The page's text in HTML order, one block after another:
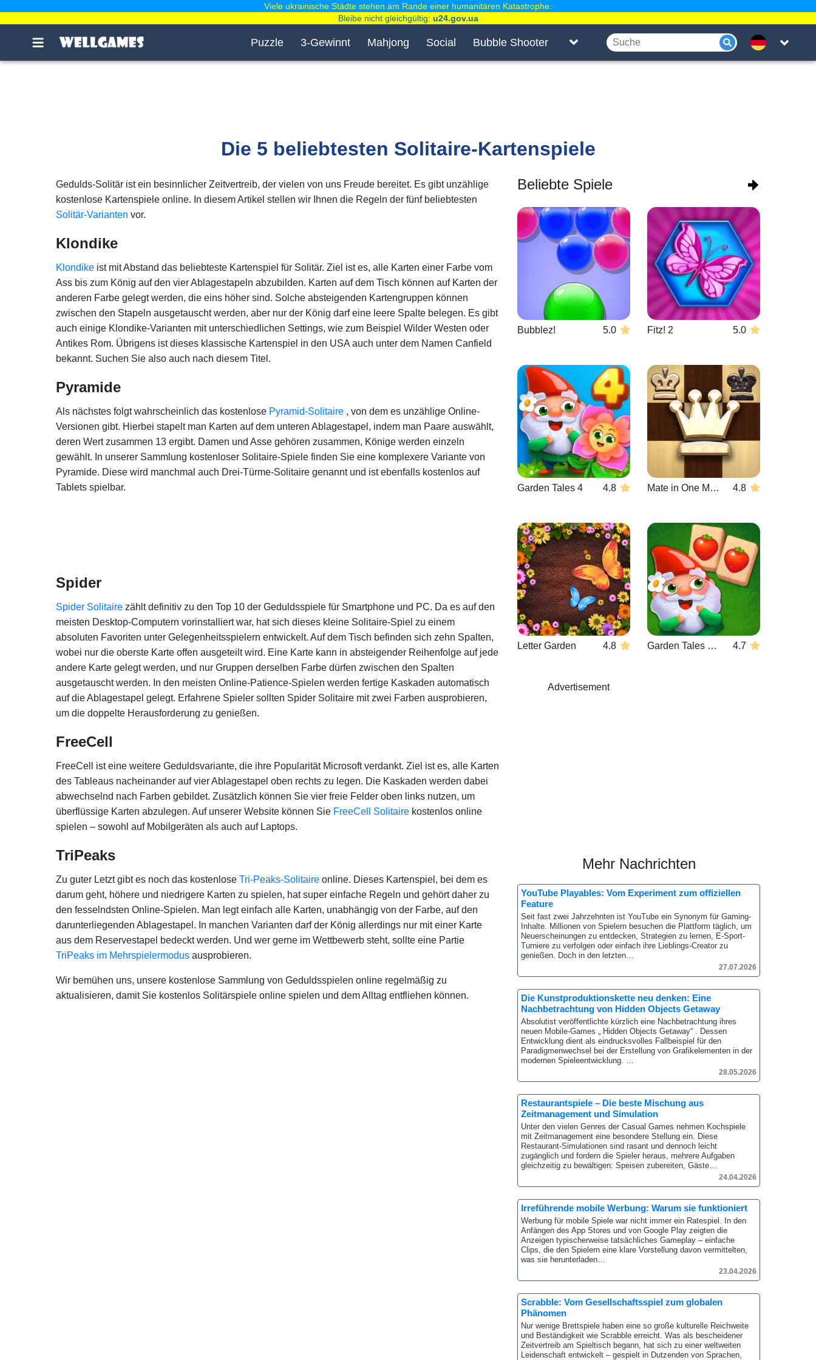
Puzzle 3-Gewinnt Mahjong Social Bubble Shooter
Die 5 beliebtesten Solitaire-Kartenspiele
Gedulds-Solitär ist ein besinnlicher Zeitvertreib, der vielen von uns Freude bereitet. Es gibt unzählige
kostenlose Kartenspiele online. In diesem Artikel stellen wir Ihnen die Regeln der fünf beliebtesten
Solitär-Varianten vor.
Klondike
Klondike ist mit Abstand das beliebteste Kartenspiel für Solitär. Ziel ist es, alle Karten einer Farbe vom
Ass bis zum König auf den vier Ablagestapeln abzubilden. Karten auf dem Tisch können auf Karten der
anderen Farbe gelegt werden, die eins höher sind. Solche absteigenden Kartengruppen können
zwischen den Stapeln ausgetauscht werden, aber nur der König darf eine leere Spalte belegen. Es gibt
auch einige Klondike-Varianten mit unterschiedlichen Settings, wie zum Beispiel Wilder Westen oder
Antikes Rom. Übrigens ist dieses klassische Kartenspiel in den USA auch unter dem Namen Canfield
bekannt. Suchen Sie also auch nach diesem Titel.
Pyramide
Als nächstes folgt wahrscheinlich das kostenlose Pyramid-Solitaire , von dem es unzählige Online-
Versionen gibt. Hierbei stapelt man Karten auf dem unteren Ablagestapel, indem man Paare auswählt,
deren Wert zusammen 13 ergibt. Damen und Asse gehören zusammen, Könige werden einzeln
gewählt. In unserer Sammlung kostenloser Solitaire-Spiele finden Sie eine komplexere Variante von
Pyramide. Diese wird manchmal auch Drei-Türme-Solitaire genannt und ist ebenfalls kostenlos auf
Tablets spielbar.
Spider
Spider Solitaire zählt definitiv zu den Top 10 der Geduldsspiele für Smartphone und PC. Da es auf den
meisten Desktop-Computern vorinstalliert war, hat sich dieses kleine Solitaire-Spiel zu einem
absoluten Favoriten unter Gelegenheitsspielern entwickelt. Auf dem Tisch befinden sich zehn Spalten,
wobei nur die oberste Karte offen ausgeteilt wird. Eine Karte kann in absteigender Reihenfolge auf jede
andere Karte gelegt werden, und nur Gruppen derselben Farbe dürfen zwischen den Spalten
ausgetauscht werden. In den meisten Online-Patience-Spielen werden fertige Kaskaden automatisch
auf die Ablagestapel gelegt. Erfahrene Spieler sollten Spider Solitaire mit zwei Farben ausprobieren,
um die doppelte Herausforderung zu genießen.
FreeCell
FreeCell ist eine weitere Geduldsvariante, die ihre Popularität Microsoft verdankt. Ziel ist es, alle Karten
des Tableaus nacheinander auf vier Ablagestapel oben rechts zu legen. Die Kaskaden werden dabei
abwechselnd nach Farben gebildet. Zusätzlich können Sie vier freie Felder oben links nutzen, um
überflüssige Karten abzulegen. Auf unserer Website können Sie FreeCell Solitaire kostenlos online
spielen – sowohl auf Mobilgeräten als auch auf Laptops.
TriPeaks
Zu guter Letzt gibt es noch das kostenlose Tri-Peaks-Solitaire online. Dieses Kartenspiel, bei dem es
darum geht, höhere und niedrigere Karten zu spielen, hat super einfache Regeln und gehört daher zu
den fesselndsten Online-Spielen. Man legt einfach alle Karten, unabhängig von der Farbe, auf den
darunterliegenden Ablagestapel. In manchen Varianten darf der König allerdings nur mit einer Karte
aus dem Reservestapel bedeckt werden. Und wer gerne im Wettbewerb steht, sollte eine Partie
TriPeaks im Mehrspielermodus ausprobieren.
Wir bemühen uns, unsere kostenlose Sammlung von Geduldsspielen online regelmäßig zu
aktualisieren, damit Sie kostenlos Solitärspiele online spielen und dem Alltag entfliehen können.
Beliebte Spiele
Bubblez! 5.0 Fitz! 2 5.0
Garden Tales 4 4.8 Mate in One Move 4.8
Letter Garden 4.8 Garden Tales Mahjong 4.7
Advertisement
Mehr Nachrichten
YouTube Playables: Vom Experiment zum offiziellen
Feature
Seit fast zwei Jahrzehnten ist YouTube ein Synonym für Gaming-
Inhalte. Millionen von Spielern besuchen die Plattform täglich, um
Neuerscheinungen zu entdecken, Strategien zu lernen, E-Sport-
Turniere zu verfolgen oder einfach ihre Lieblings-Creator zu
genießen. Doch in den letzten…
27.07.2026
Die Kunstproduktionskette neu denken: Eine
Nachbetrachtung von Hidden Objects Getaway
Absolutist veröffentlichte kürzlich eine Nachbetrachtung ihres
neuen Mobile-Games „ Hidden Objects Getaway“ . Dessen
Entwicklung dient als eindrucksvolles Fallbeispiel für den
Paradigmenwechsel bei der Erstellung von Grafikelementen in der
modernen Spieleentwicklung. …
28.05.2026
Restaurantspiele – Die beste Mischung aus
Zeitmanagement und Simulation
Unter den vielen Genres der Casual Games nehmen Kochspiele
mit Zeitmanagement eine besondere Stellung ein. Diese
Restaurant-Simulationen sind rasant und dennoch leicht
zugänglich und fordern die Spieler heraus, mehrere Aufgaben
gleichzeitig zu bewältigen: Speisen zubereiten, Gäste…
24.04.2026
Irreführende mobile Werbung: Warum sie funktioniert
Werbung für mobile Spiele war nicht immer ein Ratespiel. In den
Anfängen des App Stores und von Google Play zeigten die
Anzeigen typischerweise tatsächliches Gameplay – einfache
Clips, die den Spielern eine klare Vorstellung davon vermittelten,
was sie herunterladen…
23.04.2026
Scrabble: Vom Gesellschaftsspiel zum globalen
Phänomen
Nur wenige Brettspiele haben eine so große kulturelle Reichweite
und Beständigkeit wie Scrabble erreicht. Was als bescheidener
Zeitvertreib am Spieltisch begann, hat sich zu einer weltweiten
Leidenschaft entwickelt – gespielt in Dutzenden von Sprachen,
Viele ukrainische Städte stehen am Rande einer humanitären Katastrophe.
Bleibe nicht gleichgültig: u24.gov.ua